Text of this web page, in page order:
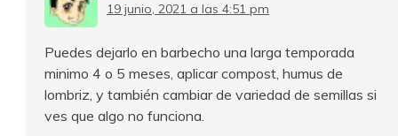
19 junio, 2021 a las 4:51 pm
Puedes dejarlo en barbecho una larga temporada
minimo 4 o 5 meses, aplicar compost, humus de
lombriz, y también cambiar de variedad de semillas si
ves que algo no funciona.